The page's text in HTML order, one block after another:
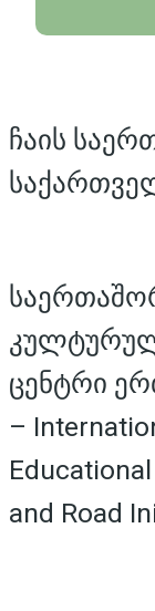
ჩაის
ცენტრი
–
and Road